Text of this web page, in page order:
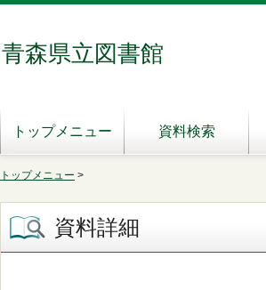
青森県立図書館
トップメニュー 資料検索
トップメニュー >
資料詳細